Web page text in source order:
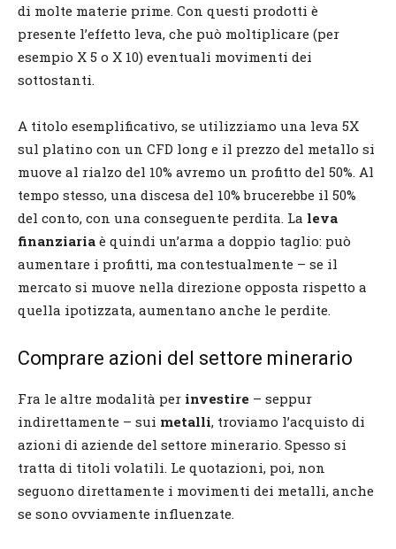
di molte materie prime. Con questi prodotti è
presente l’effetto leva, che può moltiplicare (per
esempio X 5 o X 10) eventuali movimenti dei
sottostanti.
A titolo esemplificativo, se utilizziamo una leva 5X
sul platino con un CFD long e il prezzo del metallo si
muove al rialzo del 10% avremo un profitto del 50%. Al
tempo stesso, una discesa del 10% brucerebbe il 50%
del conto, con una conseguente perdita. La leva
finanziaria è quindi un’arma a doppio taglio: può
aumentare i profitti, ma contestualmente – se il
mercato si muove nella direzione opposta rispetto a
quella ipotizzata, aumentano anche le perdite.
Comprare azioni del settore minerario
Fra le altre modalità per investire – seppur
indirettamente – sui metalli, troviamo l’acquisto di
azioni di aziende del settore minerario. Spesso si
tratta di titoli volatili. Le quotazioni, poi, non
seguono direttamente i movimenti dei metalli, anche
se sono ovviamente influenzate.